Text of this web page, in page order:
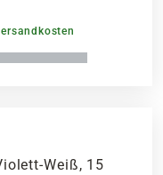
Weiß, 15